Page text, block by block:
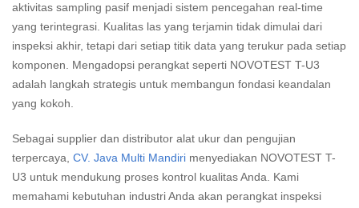
aktivitas sampling pasif menjadi sistem pencegahan real-time
yang terintegrasi. Kualitas las yang terjamin tidak dimulai dari
inspeksi akhir, tetapi dari setiap titik data yang terukur pada setiap
komponen. Mengadopsi perangkat seperti NOVOTEST T-U3
adalah langkah strategis untuk membangun fondasi keandalan
yang kokoh.
Sebagai supplier dan distributor alat ukur dan pengujian
terpercaya, CV. Java Multi Mandiri menyediakan NOVOTEST T-
U3 untuk mendukung proses kontrol kualitas Anda. Kami
memahami kebutuhan industri Anda akan perangkat inspeksi